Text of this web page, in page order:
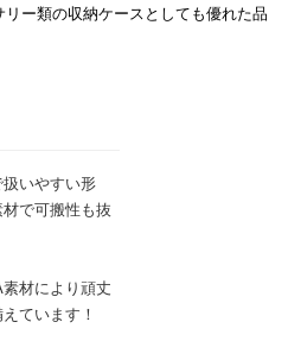
リー類の収納ケースとしても優れた品
いやすい形
で可搬性も抜
素材により頑丈
えています！